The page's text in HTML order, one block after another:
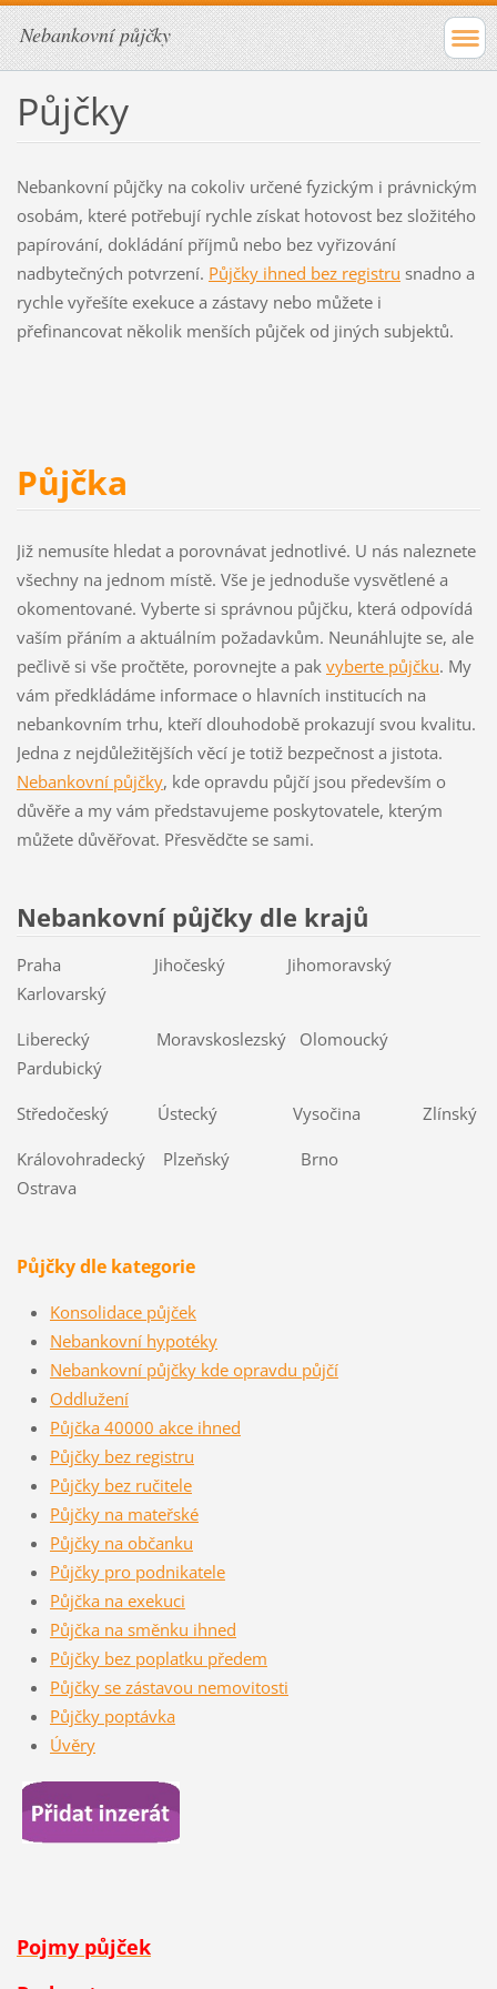
Nebankovní půjčky
Půjčky
Nebankovní půjčky na cokoliv určené fyzickým i právnickým
osobám, které potřebují rychle získat hotovost bez složitého
papírování, dokládání příjmů nebo bez vyřizování
nadbytečných potvrzení. Půjčky ihned bez registru snadno a
rychle vyřešíte exekuce a zástavy nebo můžete i
přefinancovat několik menších půjček od jiných subjektů.
Půjčka
Již nemusíte hledat a porovnávat jednotlivé. U nás naleznete
všechny na jednom místě. Vše je jednoduše vysvětlené a
okomentované. Vyberte si správnou půjčku, která odpovídá
vaším přáním a aktuálním požadavkům. Neunáhlujte se, ale
pečlivě si vše pročtěte, porovnejte a pak vyberte půjčku. My
vám předkládáme informace o hlavních institucích na
nebankovním trhu, kteří dlouhodobě prokazují svou kvalitu.
Jedna z nejdůležitějších věcí je totiž bezpečnost a jistota.
Nebankovní půjčky, kde opravdu půjčí jsou především o
důvěře a my vám představujeme poskytovatele, kterým
můžete důvěřovat. Přesvědčte se sami.
Nebankovní půjčky dle krajů
Praha Jihočeský Jihomoravský
Karlovarský
Liberecký Moravskoslezský Olomoucký
Pardubický
Středočeský Ústecký Vysočina Zlínský
Královohradecký Plzeňský Brno
Ostrava
Půjčky dle kategorie
Konsolidace půjček
Nebankovní hypotéky
Nebankovní půjčky kde opravdu půjčí
Oddlužení
Půjčka 40000 akce ihned
Půjčky bez registru
Půjčky bez ručitele
Půjčky na mateřské
Půjčky na občanku
Půjčky pro podnikatele
Půjčka na exekuci
Půjčka na směnku ihned
Půjčky bez poplatku předem
Půjčky se zástavou nemovitosti
Půjčky poptávka
Úvěry
Pojmy půjček